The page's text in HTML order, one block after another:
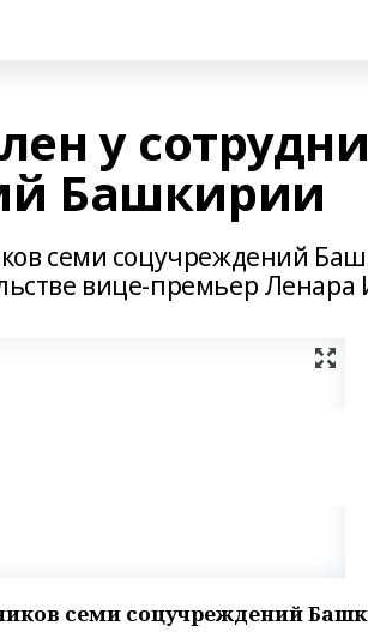
у
Башкирии
семи соцучреждений
вице-премьер Ленара
семи соцучреждений